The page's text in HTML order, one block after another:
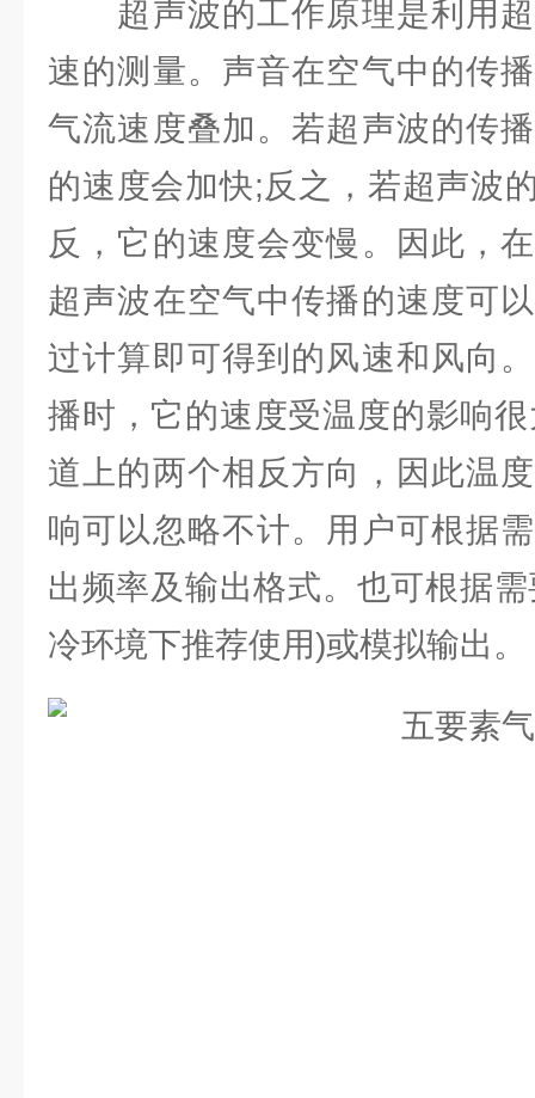
超声波的工作原理是利用超
速的测量。声音在空气中的传
气流速度叠加。若超声波的传
的速度会加快;反之，若超声波
反，它的速度会变慢。因此，
超声波在空气中传播的速度可
过计算即可得到的风速和风向
播时，它的速度受温度的影响
道上的两个相反方向，因此温
响可以忽略不计。用户可根据
出频率及输出格式。也可根据
冷环境下推荐使用)或模拟输出。